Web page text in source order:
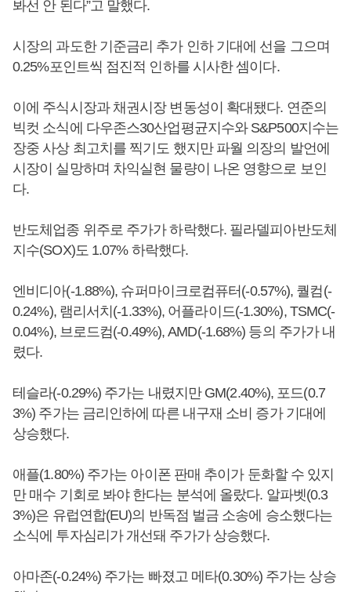
봐선 안 된다”고 말했다.
시장의 과도한 기준금리 추가 인하 기대에 선을 그으며
0.25%포인트씩 점진적 인하를 시사한 셈이다.
이에 주식시장과 채권시장 변동성이 확대됐다. 연준의
빅컷 소식에 다우존스30산업평균지수와 S&P500지수는
장중 사상 최고치를 찍기도 했지만 파월 의장의 발언에
시장이 실망하며 차익실현 물량이 나온 영향으로 보인
다.
반도체업종 위주로 주가가 하락했다. 필라델피아반도체
지수(SOX)도 1.07% 하락했다.
엔비디아(-1.88%), 슈퍼마이크로컴퓨터(-0.57%), 퀄컴(-
0.24%), 램리서치(-1.33%), 어플라이드(-1.30%), TSMC(-
0.04%), 브로드컴(-0.49%), AMD(-1.68%) 등의 주가가 내
렸다.
테슬라(-0.29%) 주가는 내렸지만 GM(2.40%), 포드(0.7
3%) 주가는 금리인하에 따른 내구재 소비 증가 기대에
상승했다.
애플(1.80%) 주가는 아이폰 판매 추이가 둔화할 수 있지
만 매수 기회로 봐야 한다는 분석에 올랐다. 알파벳(0.3
3%)은 유럽연합(EU)의 반독점 벌금 소송에 승소했다는
소식에 투자심리가 개선돼 주가가 상승했다.
아마존(-0.24%) 주가는 빠졌고 메타(0.30%) 주가는 상승